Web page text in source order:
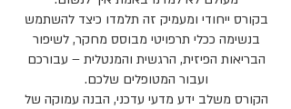
בקורס ייחודי ומעמיק זה תלמדו כיצד להשתמש
בנשימה ככלי תרפויטי מבוסס מחקר, לשיפור
הבריאות הפיזית, הרגשית והמנטלית – עבורכם
ועבור המטופלים שלכם.
הקורס משלב ידע מדעי עדכני, הבנה עמוקה של